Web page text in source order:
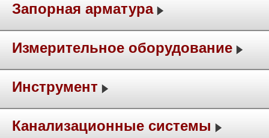
Запорная арматура
Измерительное оборудование
Инструмент
Канализационные системы